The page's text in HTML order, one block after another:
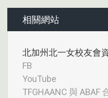
相關網站
北加州北一女校友會
FB
YouTube
TFGHAANC 與 ABAF